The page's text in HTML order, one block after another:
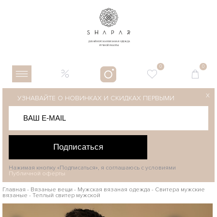
0 0
УЗНАВАЙТЕ О НОВИНКАХ И СКИДКАХ ПЕРВЫМИ
Подписаться
X
Нажимая кнопку «Подписаться», я соглашаюсь с условиями
Публичной оферты
Главная - Вязаные вещи - Мужская вязаная одежда - Свитера мужские
вязаные - Теплый свитер мужской